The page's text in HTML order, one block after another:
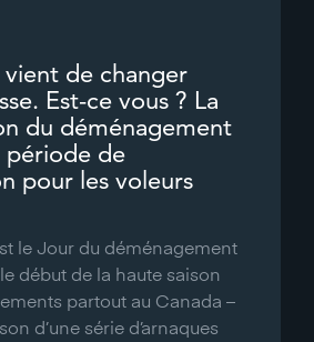
vient de changer
Est-ce vous ? La
du déménagement
période de
pour les voleurs
le Jour du déménagement
début de la haute saison
partout au Canada –
d’une série d’arnaques